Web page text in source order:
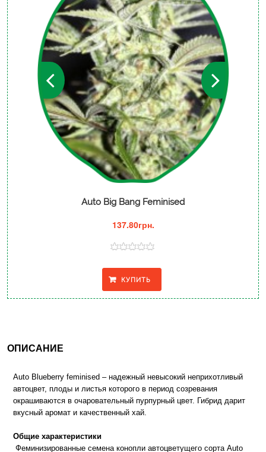
Auto Big Bang Feminised
137.80грн.
КУПИТЬ
ОПИСАНИЕ
Auto Blueberry feminised – надежный невысокий неприхотливый
автоцвет, плоды и листья которого в период созревания
окрашиваются в очаровательный пурпурный цвет. Гибрид дарит